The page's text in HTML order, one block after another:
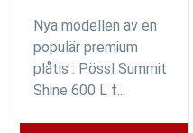
Nya modellen av en
populär premium
plåtis : Pössl Summit
Shine 600 L f...